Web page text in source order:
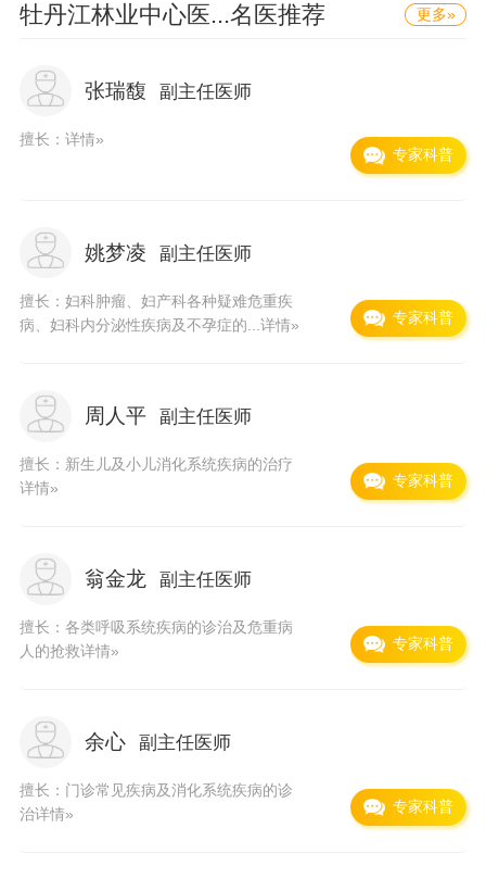
个。现有固定资产总值2，050万元。拥有的大型
医疗器械：日本产全身CT扫描机、菲利蒲彩超、
多功能X光机、日本岛津C臂移动式X线电视、萤
光眼底照相机、彩色胃镜、气管镜、彩色多普
勒、B型超声记录仪、动态心电图分析仪、生化
牡丹江林业中心医...名医推荐 更多»
张瑞馥 副主任医师
擅长： 详情»
专家科普
姚梦凌 副主任医师
擅长：妇科肿瘤、妇产科各种疑难危重疾
病、妇科内分泌性疾病及不孕症的... 详情» 专家科普
周人平 副主任医师
擅长：新生儿及小儿消化系统疾病的治疗
详情»
专家科普
翁金龙 副主任医师
擅长：各类呼吸系统疾病的诊治及危重病
人的抢救详情» 专家科普
余心 副主任医师
擅长：门诊常见疾病及消化系统疾病的诊
治详情» 专家科普